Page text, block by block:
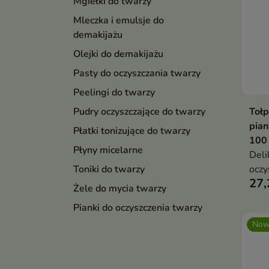
Mleczka i emulsje do
demakijażu
Olejki do demakijażu
Pasty do oczyszczania twarzy
Peelingi do twarzy
Pudry oczyszczające do twarzy
Płatki tonizujące do twarzy
Płyny micelarne
Toniki do twarzy
Żele do mycia twarzy
Pianki do oczyszczenia twarzy